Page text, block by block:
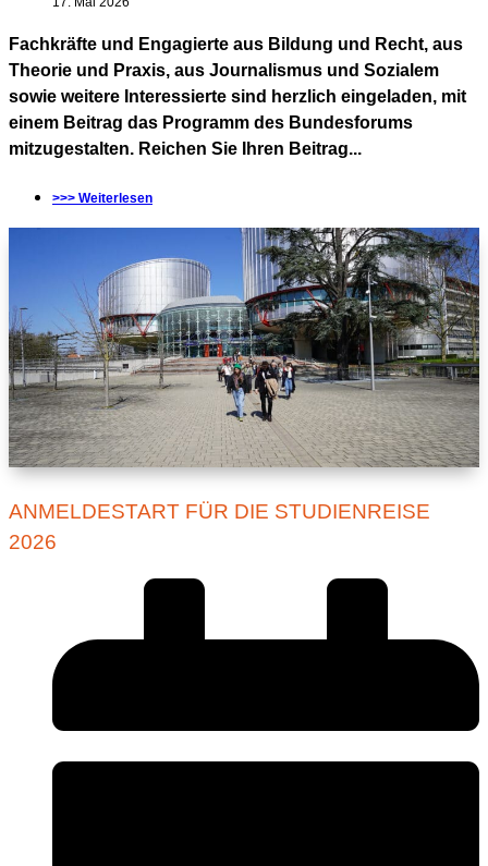
Fachkräfte und Engagierte aus Bildung und Recht, aus
Theorie und Praxis, aus Journalismus und Sozialem
sowie weitere Interessierte sind herzlich eingeladen, mit
einem Beitrag das Programm des Bundesforums
mitzugestalten. Reichen Sie Ihren Beitrag...
>>> Weiterlesen
ANMELDESTART FÜR DIE STUDIENREISE
2026